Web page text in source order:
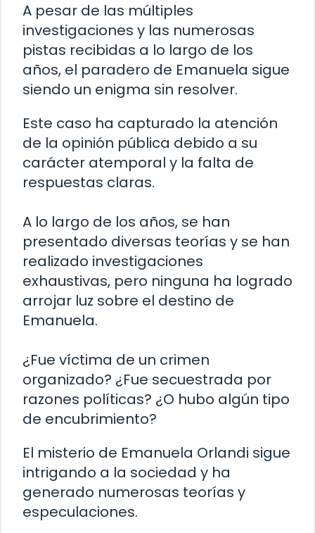
A pesar de las múltiples
investigaciones y las numerosas
pistas recibidas a lo largo de los
años, el paradero de Emanuela sigue
siendo un enigma sin resolver.
Este caso ha capturado la atención
de la opinión pública debido a su
carácter atemporal y la falta de
respuestas claras.
A lo largo de los años, se han
presentado diversas teorías y se han
realizado investigaciones
exhaustivas, pero ninguna ha logrado
arrojar luz sobre el destino de
Emanuela.
¿Fue víctima de un crimen
organizado? ¿Fue secuestrada por
razones políticas? ¿O hubo algún tipo
de encubrimiento?
El misterio de Emanuela Orlandi sigue
intrigando a la sociedad y ha
generado numerosas teorías y
especulaciones.